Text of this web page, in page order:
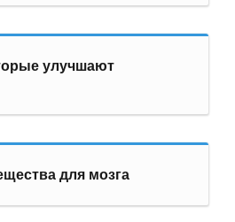
улучшают
для мозга